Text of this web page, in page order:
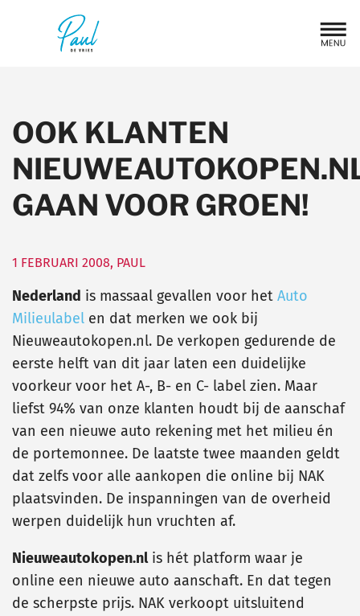
OOK KLANTEN
GAAN VOOR GROEN!
1 FEBRUARI 2008, PAUL
Nederland is massaal gevallen voor het Auto
Milieulabel en dat merken we ook bij
Nieuweautokopen.nl. De verkopen gedurende de
eerste helft van dit jaar laten een duidelijke
voorkeur voor het A-, B- en C- label zien. Maar
liefst 94% van onze klanten houdt bij de aanschaf
van een nieuwe auto rekening met het milieu én
de portemonnee. De laatste twee maanden geldt
dat zelfs voor alle aankopen die online bij NAK
plaatsvinden. De inspanningen van de overheid
werpen duidelijk hun vruchten af.
Nieuweautokopen.nlis hét platform waar je
online een nieuwe auto aanschaft. En dat tegen
de scherpste prijs. NAK verkoopt uitsluitend